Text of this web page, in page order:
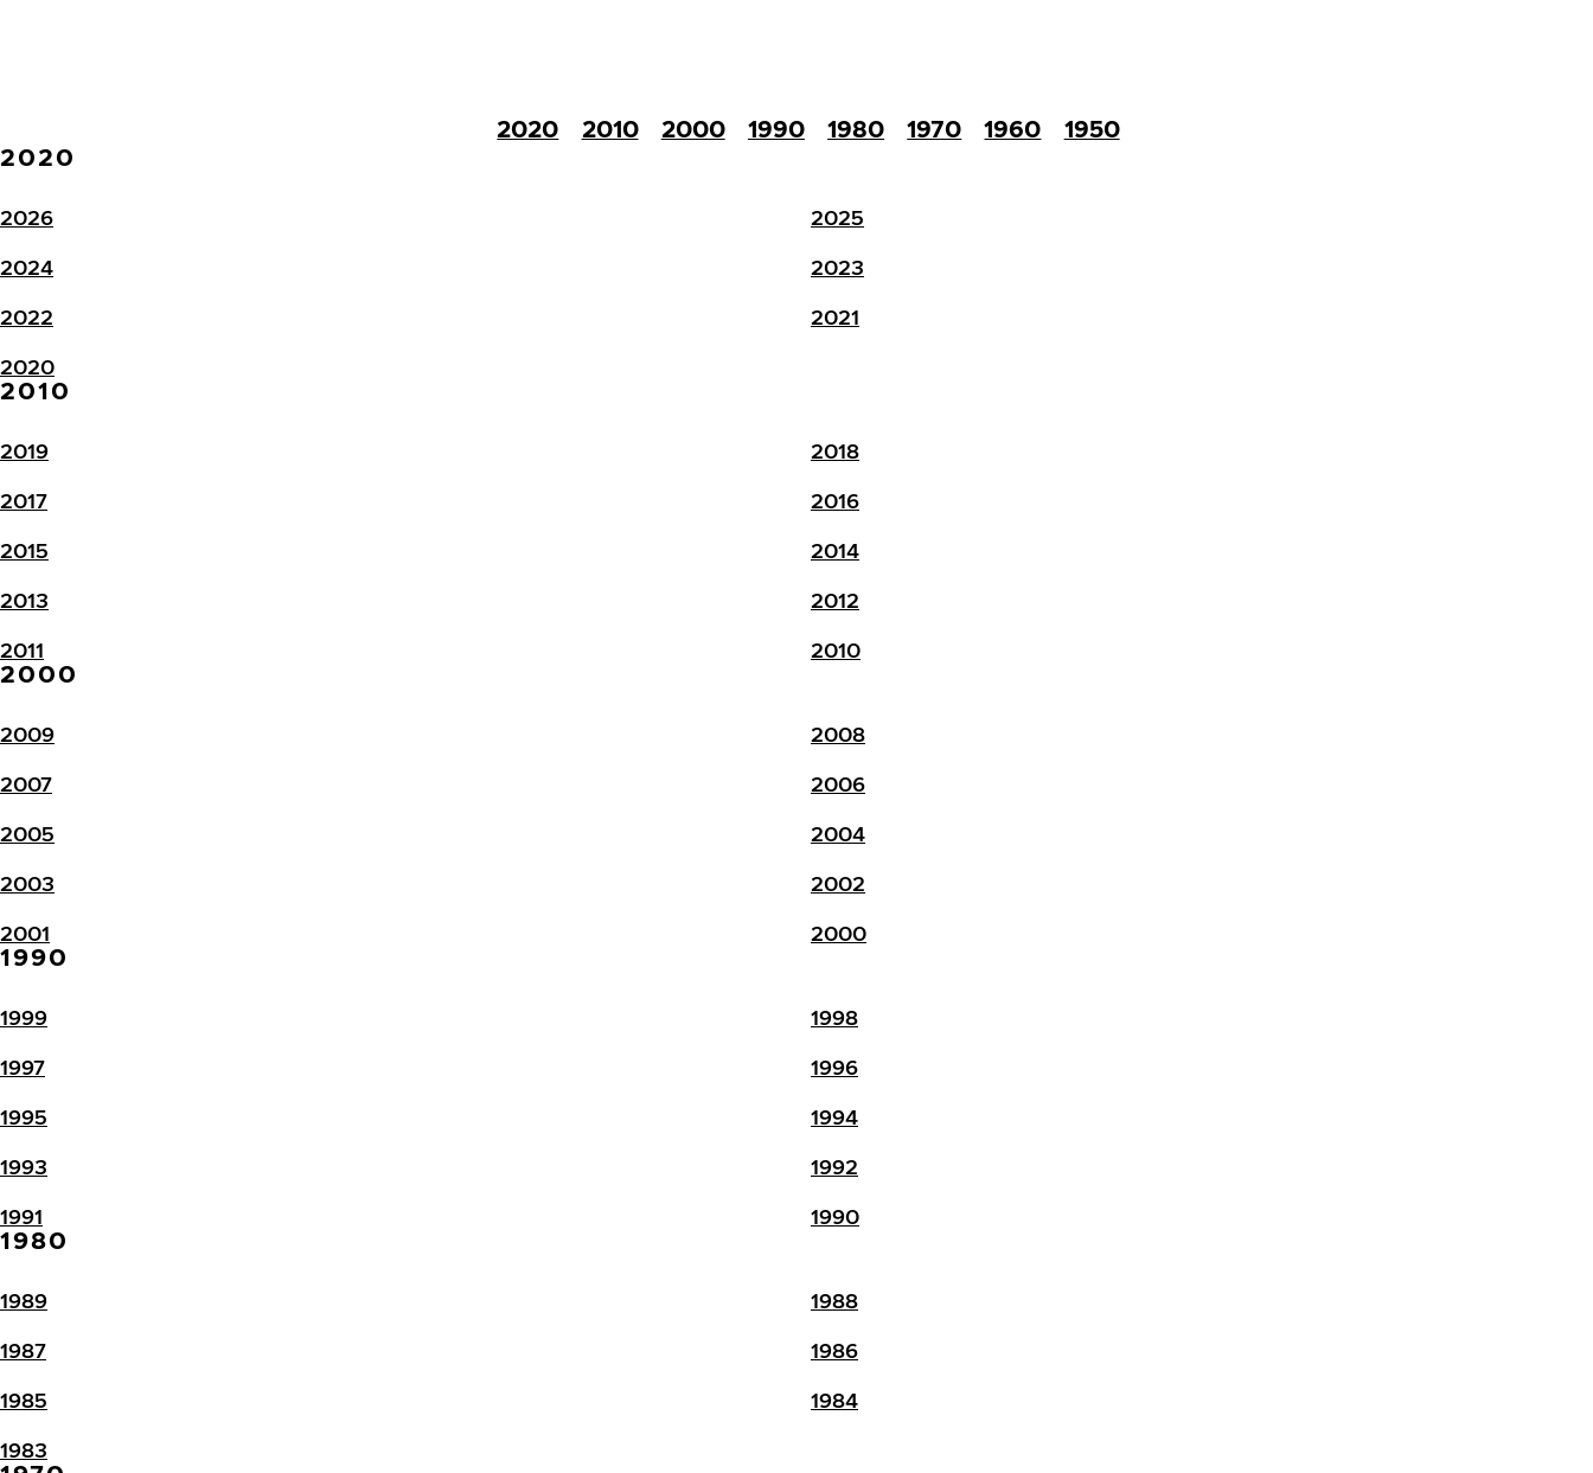
2020 2010 2000 1990 1980 1970 1960
1950
2020
2026
2025
2024
2023
2022
2021
2020
2010
2019
2018
2017
2016
2015
2014
2013
2012
2011
2010
2000
2009
2008
2007
2006
2005
2004
2003
2002
2001
2000
1990
1999
1998
1997
1996
1995
1994
1993
1992
1991
1990
1980
1989
1988
1987
1986
1985
1984
1983